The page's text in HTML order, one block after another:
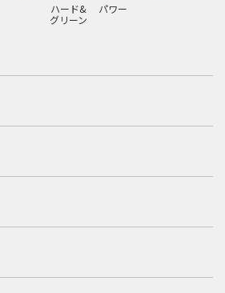
ハード&
グリーン
パワー